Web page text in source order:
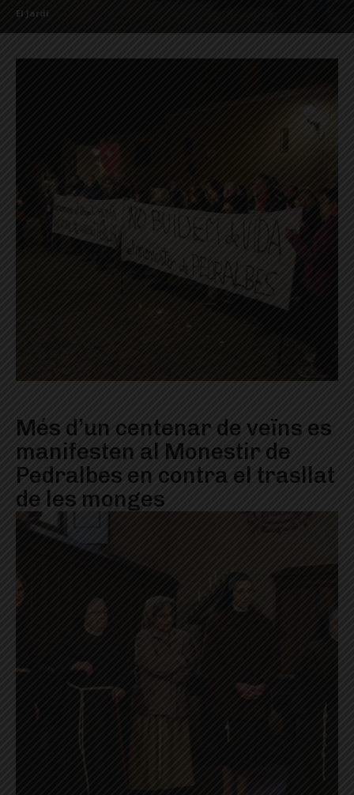
El Jardí
Més d’un centenar de veïns es
manifesten al Monestir de
Pedralbes en contra el trasllat
de les monges